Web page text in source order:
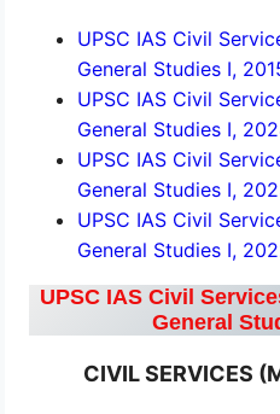
UPSC IAS Civil
General Studies I,
UPSC IAS Civil
General Studies I,
UPSC IAS Civil
General Studies I,
UPSC IAS Civil
General Studies I,
UPSC IAS Civil
General
CIVIL SERVICES